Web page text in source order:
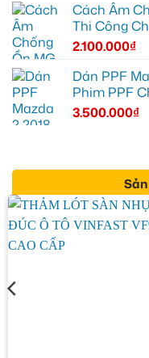
Cách Âm
Thi Công
2.100.000₫
Dán PPF
Phim PPF
3.500.000₫